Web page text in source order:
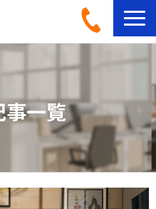
とは
ージ
一覧
一覧
一覧